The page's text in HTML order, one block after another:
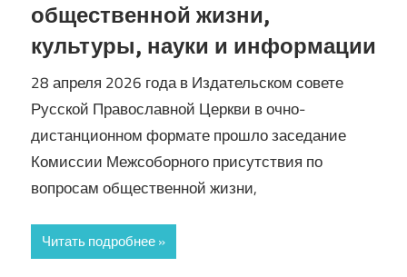
общественной жизни,
культуры, науки и информации
28 апреля 2026 года в Издательском совете
Русской Православной Церкви в очно-
дистанционном формате прошло заседание
Комиссии Межсоборного присутствия по
вопросам общественной жизни,
Читать подробнее